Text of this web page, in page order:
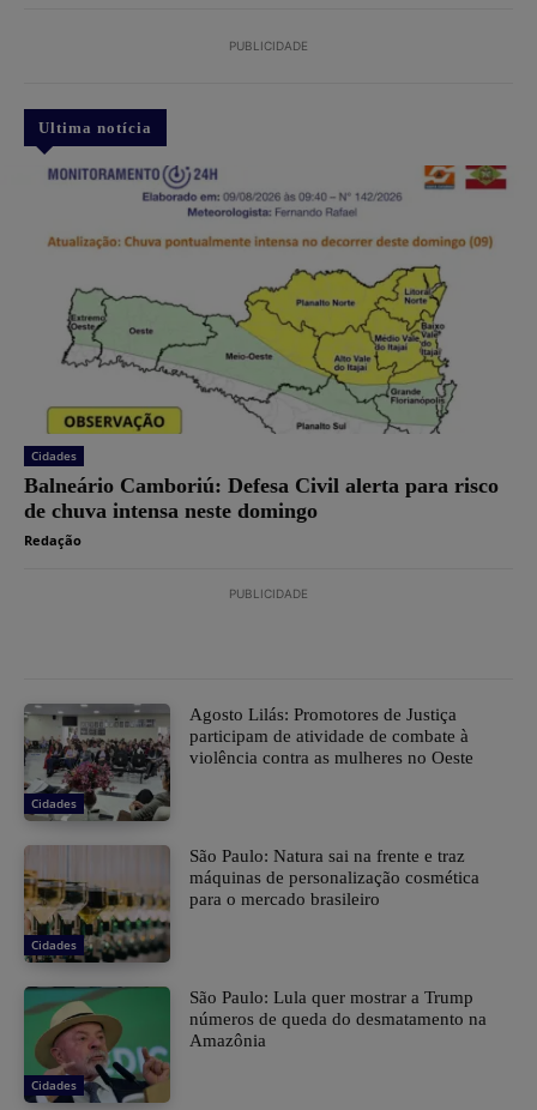
PUBLICIDADE
Ultima notícia
Cidades
Balneário Camboriú: Defesa Civil alerta para risco
de chuva intensa neste domingo
Redação
PUBLICIDADE
Cidades
Agosto Lilás: Promotores de Justiça
participam de atividade de combate à
violência contra as mulheres no Oeste
Cidades
São Paulo: Natura sai na frente e traz
máquinas de personalização cosmética
para o mercado brasileiro
Cidades
São Paulo: Lula quer mostrar a Trump
números de queda do desmatamento na
Amazônia